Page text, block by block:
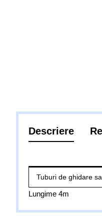
Descriere
Tuburi de ghidare
Lungime 4m